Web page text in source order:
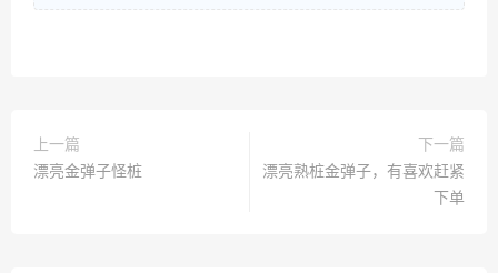
上一篇
漂亮金弹子怪桩
下一篇
漂亮熟桩金弹子，有喜欢赶紧
下单